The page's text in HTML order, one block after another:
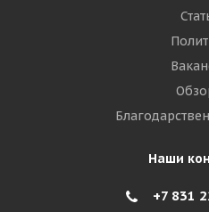
Наши
+7 831